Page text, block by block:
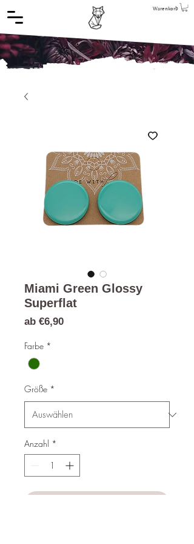
Warenkorb
Miami Green Glossy
Superflat
ab €6,90Sale-
Farbe *
Größe *
Anzahl *